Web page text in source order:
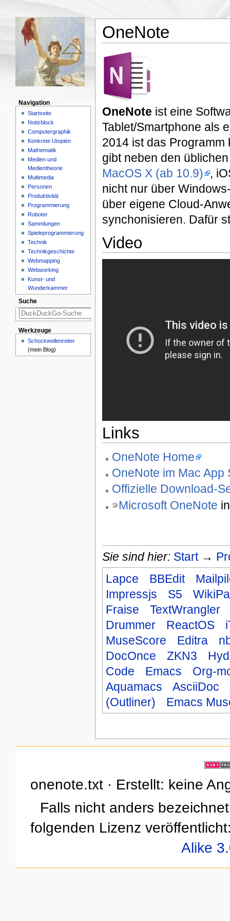
OneNote
OneNote ist eine
Tablet/Smartphone als
2014 ist das
gibt neben den
MacOS X (ab 10.9) ,
nicht nur über
über eigene Cloud-
synchonisieren. Dafür
Video
Links
OneNote Home
OneNote im Mac App
Offizielle Download-
Microsoft OneNote
Sie sind hier: Start→
Lapce
BBEdit
Impressjs
S5
Fraise
TextWrangler
Drummer
ReactOS
MuseScore
Editra
DocOnce
ZKN3
Code
Emacs
Org-
Aquamacs
AsciiDoc
(Outliner)
Emacs
Navigation
Startseite
Notizblock
Computergraphik
Konkrete Utopien
Mathematik
Medien und
Medientheorie
Multimedia
Personen
Produktivität
Programmierung
Roboter
Sammlungen
Spieleprogrammierung
Technik
Technikgeschichte
Webmapping
Webworking
Kunst- und
Wunderkammer
Suche
Werkzeuge
Schockwellenreiter
(mein Blog)
onenote.txt · Erstellt: keine
Falls nicht anders
folgenden Lizenz
Alike